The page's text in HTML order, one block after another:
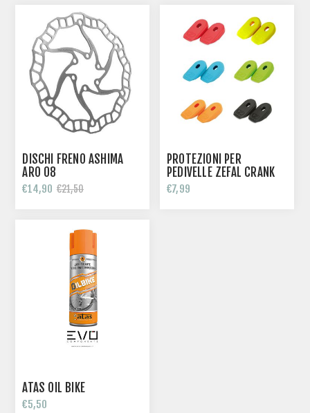
DISCHI FRENO ASHIMA
ARO 08
€14,90 €21,50
PROTEZIONI PER
PEDIVELLE ZEFAL CRANK
ARMOR
€7,99
ATAS OIL BIKE
€5,50